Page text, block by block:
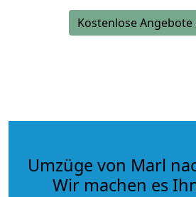
Kostenlose
Umzüge von Marl
Wir machen es